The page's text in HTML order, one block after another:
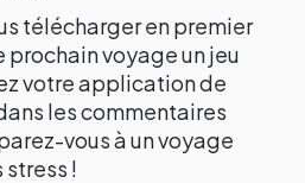
télécharger en premier
voyage un jeu
votre application de
les commentaires
vous à un voyage
!